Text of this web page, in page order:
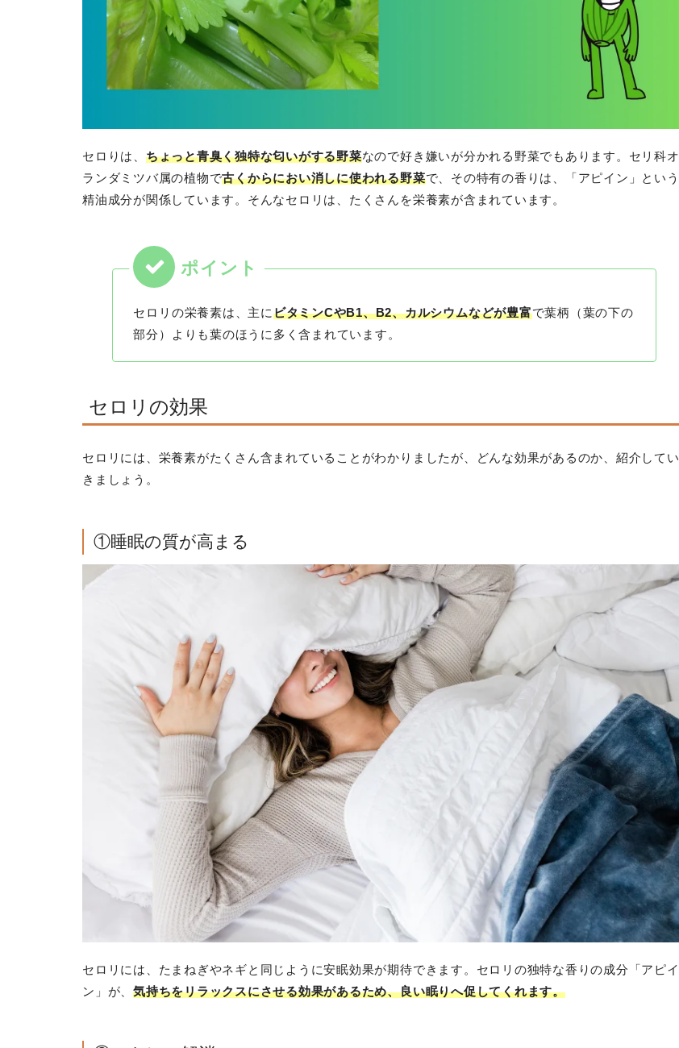
セロりは、 ちょっと青臭く独特な匂いがする野菜なので好き嫌いが分かれる野菜でもあります。セリ科オ
ランダミツバ属の植物で古くからにおい消しに使われる野菜で、その特有の香りは、「アピイン」という
精油成分が関係しています。そんなセロリは、たくさんを栄養素が含まれています。
セロリの栄養素は、主にビタミンCやB1、B2、カルシウムなどが豊富で葉柄（葉の下の
部分）よりも葉のほうに多く含まれています。
セロリの効果
セロリには、栄養素がたくさん含まれていることがわかりましたが、どんな効果があるのか、紹介してい
きましょう。
①睡眠の質が高まる
セロリには、たまねぎやネギと同じように安眠効果が期待できます。セロリの独特な香りの成分「アピイ
ン」が、気持ちをリラックスにさせる効果があるため、良い眠りへ促してくれます。